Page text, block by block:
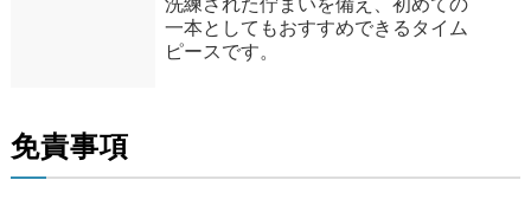
一本としてもおすすめできるタイム
ピースです。
免責事項